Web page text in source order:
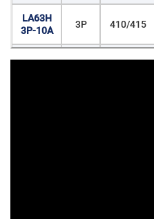
LA63H
3P-10A
3P 410/415
LA63H